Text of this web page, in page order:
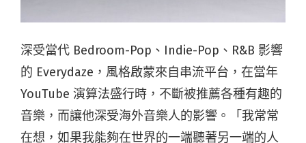
深受當代 Bedroom-Pop、Indie-Pop、R&B 影響
的 Everydaze， 風格啟蒙來自串流平台，在當年
YouTube 演算法盛行時，不斷被推薦各種有趣的
音樂，而讓他深受海外音樂人的影響。「我常常
在想，如果我能夠在世界的一端聽著另一端的人